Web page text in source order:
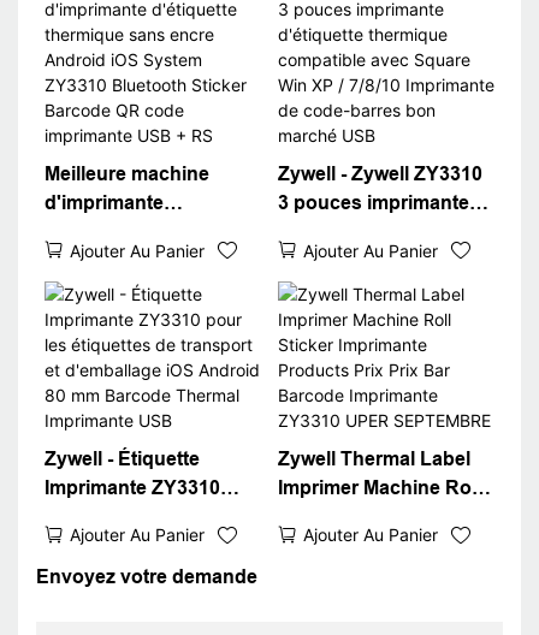
Label Sticker
Imprimante
THERMIQUE POS
80MM 3 "IMPRIMANCE
DE LA ÉTIQUEMENT
THERMINE USB + WiFi
Meilleure machine
d'imprimante
sans encre Android
iOS System ZY3310
Bluetooth Sticker
Barcode QR code
imprimante USB + RS
Ajouter Au Panier
Zywell - Zywell ZY3310
3 pouces imprimante
compatible avec
Square Win XP / 7/8/10
Imprimante de code-
barres bon marché
USB
Ajouter Au Panier
Zywell - Étiquette
Imprimante ZY3310
transport et
d'emballage iOS
Ajouter Au Panier
Zywell Thermal Label
Imprimer Machine Roll
Products Prix Prix Bar
Ajouter Au Panier
Envoyez votre demande